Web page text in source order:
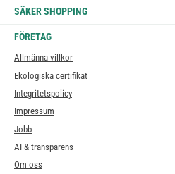
SÄKER SHOPPING
FÖRETAG
Allmänna villkor
Ekologiska certifikat
Integritetspolicy
Impressum
Jobb
AI & transparens
Om oss